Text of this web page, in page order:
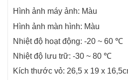
Hình ảnh máy ảnh: Màu
Hình ảnh màn hình: Màu
Nhiệt độ hoạt động: -20 ~ 60 ℃
Nhiệt độ lưu trữ: -30 ~ 80 ℃
Kích thước vỏ: 26,5 x 19 x